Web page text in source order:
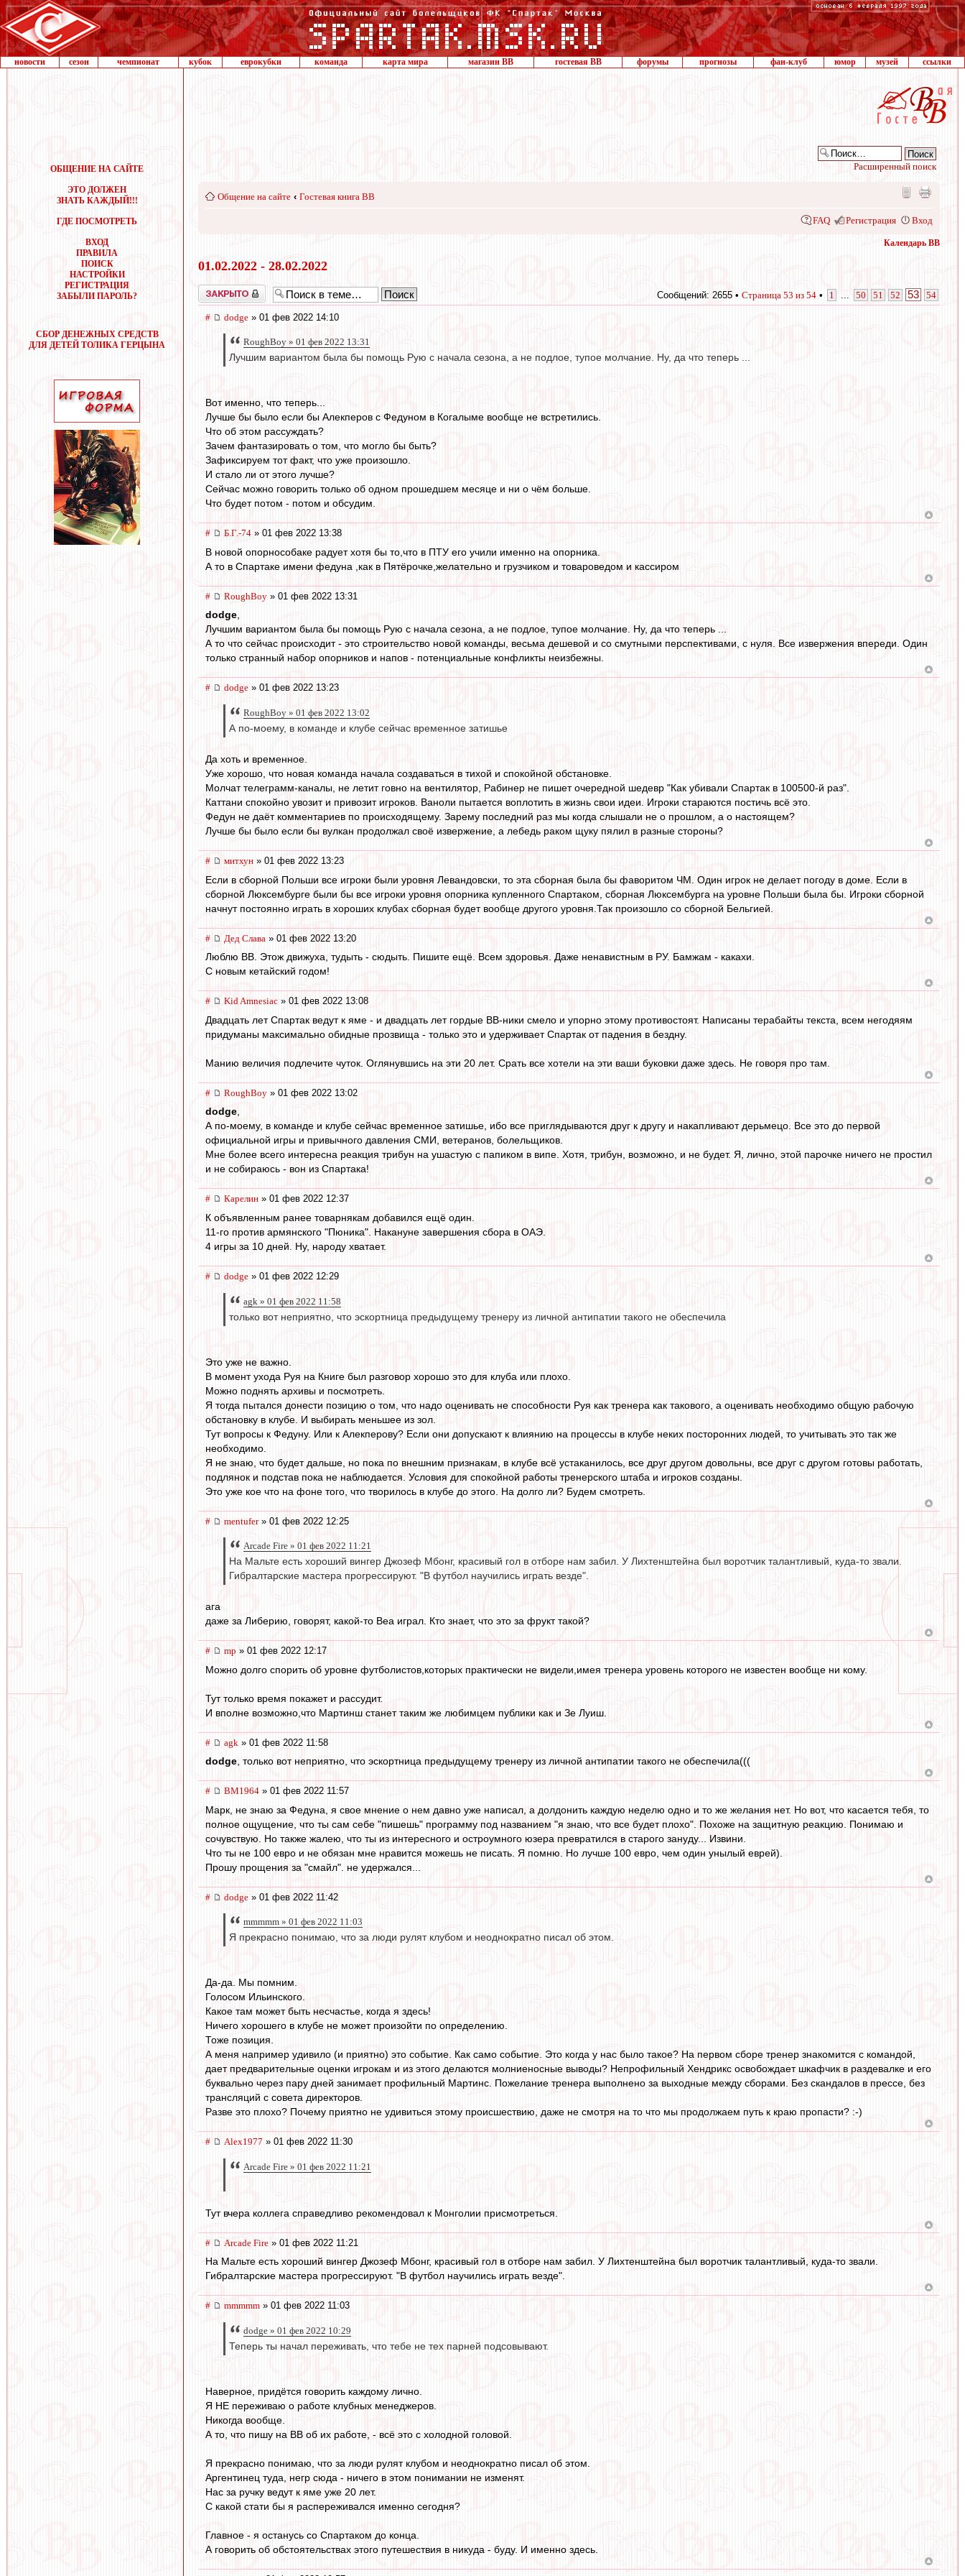
новости сезон чемпионат кубок еврокубки команда карта мира магазин ВВ гостевая ВВ форумы прогнозы фан-клуб юмор музей ссылки
ОБЩЕНИЕ НА САЙТЕ
ЭТО ДОЛЖЕН
ЗНАТЬ КАЖДЫЙ!!!
ГДЕ ПОСМОТРЕТЬ
ВХОД
ПРАВИЛА
ПОИСК
НАСТРОЙКИ
РЕГИСТРАЦИЯ
ЗАБЫЛИ ПАРОЛЬ?
СБОР ДЕНЕЖНЫХ СРЕДСТВ
ДЛЯ ДЕТЕЙ ТОЛИКА ГЕРЦЫНА
Расширенный поиск
Общение на сайте ‹ Гостевая книга ВВ
FAQ Регистрация Вход
Календарь ВВ
01.02.2022 - 28.02.2022
Закрыто Сообщений: 2655 • Страница 53 из 54 • 1 50 51 52 53 54
# dodge » 01 фев 2022 14:10
RoughBoy » 01 фев 2022 13:31
Лучшим вариантом была бы помощь Рую с начала сезона, а не подлое, тупое молчание. Ну, да что теперь ...
Вот именно, что теперь...
Лучше бы было если бы Алекперов с Федуном в Когалыме вообще не встретились.
Что об этом рассуждать?
Зачем фантазировать о том, что могло бы быть?
Зафиксируем тот факт, что уже произошло.
И стало ли от этого лучше?
Сейчас можно говорить только об одном прошедшем месяце и ни о чём больше.
Что будет потом - потом и обсудим.
# Б.Г.-74 » 01 фев 2022 13:38
В новой опорнособаке радует хотя бы то,что в ПТУ его учили именно на опорника.
А то в Спартаке имени федуна ,как в Пятёрочке,желательно и грузчиком и товароведом и кассиром
# RoughBoy » 01 фев 2022 13:31
dodge,
Лучшим вариантом была бы помощь Рую с начала сезона, а не подлое, тупое молчание. Ну, да что теперь ...
А то что сейчас происходит - это строительство новой команды, весьма дешевой и со смутными перспективами, с нуля. Все извержения впереди. Один
только странный набор опорников и напов - потенциальные конфликты неизбежны.
# dodge » 01 фев 2022 13:23
RoughBoy » 01 фев 2022 13:02
А по-моему, в команде и клубе сейчас временное затишье
Да хоть и временное.
Уже хорошо, что новая команда начала создаваться в тихой и спокойной обстановке.
Молчат телеграмм-каналы, не летит говно на вентилятор, Рабинер не пишет очередной шедевр "Как убивали Спартак в 100500-й раз".
Каттани спокойно увозит и привозит игроков. Ваноли пытается воплотить в жизнь свои идеи. Игроки стараются постичь всё это.
Федун не даёт комментариев по происходящему. Зарему последний раз мы когда слышали не о прошлом, а о настоящем?
Лучше бы было если бы вулкан продолжал своё извержение, а лебедь раком щуку пялил в разные стороны?
# митхун » 01 фев 2022 13:23
Если в сборной Польши все игроки были уровня Левандовски, то эта сборная была бы фаворитом ЧМ. Один игрок не делает погоду в доме. Если в
сборной Люксембурге были бы все игроки уровня опорника купленного Спартаком, сборная Люксембурга на уровне Польши была бы. Игроки сборной
начнут постоянно играть в хороших клубах сборная будет вообще другого уровня.Так произошло со сборной Бельгией.
# Дед Слава » 01 фев 2022 13:20
Люблю ВВ. Этож движуха, тудыть - сюдыть. Пишите ещё. Всем здоровья. Даже ненавистным в РУ. Бамжам - какахи.
С новым кетайский годом!
# Kid Amnesiac » 01 фев 2022 13:08
Двадцать лет Спартак ведут к яме - и двадцать лет гордые ВВ-ники смело и упорно этому противостоят. Написаны терабайты текста, всем негодяям
придуманы максимально обидные прозвища - только это и удерживает Спартак от падения в бездну.
Манию величия подлечите чуток. Оглянувшись на эти 20 лет. Срать все хотели на эти ваши буковки даже здесь. Не говоря про там.
# RoughBoy » 01 фев 2022 13:02
dodge,
А по-моему, в команде и клубе сейчас временное затишье, ибо все приглядываются друг к другу и накапливают дерьмецо. Все это до первой
официальной игры и привычного давления СМИ, ветеранов, болельщиков.
Мне более всего интересна реакция трибун на ушастую с папиком в випе. Хотя, трибун, возможно, и не будет. Я, лично, этой парочке ничего не простил
и не собираюсь - вон из Спартака!
# Карелин » 01 фев 2022 12:37
К объявленным ранее товарнякам добавился ещё один.
11-го против армянского "Пюника". Накануне завершения сбора в ОАЭ.
4 игры за 10 дней. Ну, народу хватает.
# dodge » 01 фев 2022 12:29
agk » 01 фев 2022 11:58
только вот неприятно, что эскортница предыдущему тренеру из личной антипатии такого не обеспечила
Это уже не важно.
В момент ухода Руя на Книге был разговор хорошо это для клуба или плохо.
Можно поднять архивы и посмотреть.
Я тогда пытался донести позицию о том, что надо оценивать не способности Руя как тренера как такового, а оценивать необходимо общую рабочую
обстановку в клубе. И выбирать меньшее из зол.
Тут вопросы к Федуну. Или к Алекперову? Если они допускают к влиянию на процессы в клубе неких посторонних людей, то учитывать это так же
необходимо.
Я не знаю, что будет дальше, но пока по внешним признакам, в клубе всё устаканилось, все друг другом довольны, все друг с другом готовы работать,
подлянок и подстав пока не наблюдается. Условия для спокойной работы тренерского штаба и игроков созданы.
Это уже кое что на фоне того, что творилось в клубе до этого. На долго ли? Будем смотреть.
# mentufer» 01 фев 2022 12:25
Arcade Fire » 01 фев 2022 11:21
На Мальте есть хороший вингер Джозеф Мбонг, красивый гол в отборе нам забил. У Лихтенштейна был воротчик талантливый, куда-то звали.
Гибралтарские мастера прогрессируют. "В футбол научились играть везде".
ага
даже за Либерию, говорят, какой-то Веа играл. Кто знает, что это за фрукт такой?
# mp » 01 фев 2022 12:17
Можно долго спорить об уровне футболистов,которых практически не видели,имея тренера уровень которого не известен вообще ни кому.
Тут только время покажет и рассудит.
И вполне возможно,что Мартинш станет таким же любимцем публики как и Зе Луиш.
# agk » 01 фев 2022 11:58
dodge, только вот неприятно, что эскортница предыдущему тренеру из личной антипатии такого не обеспечила(((
# BM1964 » 01 фев 2022 11:57
Марк, не знаю за Федуна, я свое мнение о нем давно уже написал, а долдонить каждую неделю одно и то же желания нет. Но вот, что касается тебя, то
полное ощущение, что ты сам себе "пишешь" программу под названием "я знаю, что все будет плохо". Похоже на защитную реакцию. Понимаю и
сочувствую. Но также жалею, что ты из интересного и остроумного юзера превратился в старого зануду... Извини.
Что ты не 100 евро и не обязан мне нравится можешь не писать. Я помню. Но лучше 100 евро, чем один унылый еврей).
Прошу прощения за "смайл". не удержался...
# dodge » 01 фев 2022 11:42
mmmmm » 01 фев 2022 11:03
Я прекрасно понимаю, что за люди рулят клубом и неоднократно писал об этом.
Да-да. Мы помним.
Голосом Ильинского.
Какое там может быть несчастье, когда я здесь!
Ничего хорошего в клубе не может произойти по определению.
Тоже позиция.
А меня например удивило (и приятно) это событие. Как само событие. Это когда у нас было такое? На первом сборе тренер знакомится с командой,
дает предварительные оценки игрокам и из этого делаются молниеносные выводы? Непрофильный Хендрикс освобождает шкафчик в раздевалке и его
буквально через пару дней занимает профильный Мартинс. Пожелание тренера выполнено за выходные между сборами. Без скандалов в прессе, без
трансляций с совета директоров.
Разве это плохо? Почему приятно не удивиться этому происшествию, даже не смотря на то что мы продолжаем путь к краю пропасти? :-)
# Alex1977 » 01 фев 2022 11:30
Arcade Fire » 01 фев 2022 11:21
Тут вчера коллега справедливо рекомендовал к Монголии присмотреться.
# Arcade Fire » 01 фев 2022 11:21
На Мальте есть хороший вингер Джозеф Мбонг, красивый гол в отборе нам забил. У Лихтенштейна был воротчик талантливый, куда-то звали.
Гибралтарские мастера прогрессируют. "В футбол научились играть везде".
# mmmmm » 01 фев 2022 11:03
dodge » 01 фев 2022 10:29
Теперь ты начал переживать, что тебе не тех парней подсовывают.
Наверное, придётся говорить каждому лично.
Я НЕ переживаю о работе клубных менеджеров.
Никогда вообще.
А то, что пишу на ВВ об их работе, - всё это с холодной головой.
Я прекрасно понимаю, что за люди рулят клубом и неоднократно писал об этом.
Аргентинец туда, негр сюда - ничего в этом понимании не изменят.
Нас за ручку ведут к яме уже 20 лет.
С какой стати бы я распереживался именно сегодня?
Главное - я останусь со Спартаком до конца.
А говорить об обстоятельствах этого путешествия в никуда - буду. И именно здесь.